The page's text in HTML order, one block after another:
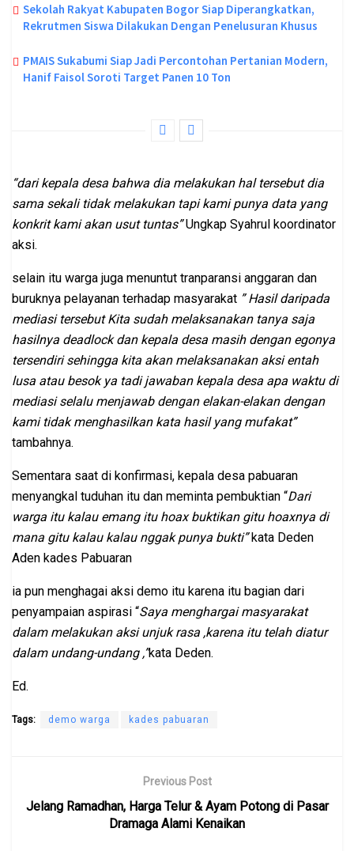
Sekolah Rakyat Kabupaten Bogor Siap Diperangkatkan,
Rekrutmen Siswa Dilakukan Dengan Penelusuran Khusus
PMAIS Sukabumi Siap Jadi Percontohan Pertanian Modern,
Hanif Faisol Soroti Target Panen 10 Ton
“dari kepala desa bahwa dia melakukan hal tersebut dia
sama sekali tidak melakukan tapi kami punya data yang
konkrit kami akan usut tuntas”Ungkap Syahrul koordinator
aksi.
selain itu warga juga menuntut tranparansi anggaran dan
buruknya pelayanan terhadap masyarakat ” Hasil daripada
mediasi tersebut Kita sudah melaksanakan tanya saja
hasilnya deadlock dan kepala desa masih dengan egonya
tersendiri sehingga kita akan melaksanakan aksi entah
lusa atau besok ya tadi jawaban kepala desa apa waktu di
mediasi selalu menjawab dengan elakan-elakan dengan
kami tidak menghasilkan kata hasil yang mufakat”
tambahnya.
Sementara saat di konfirmasi, kepala desa pabuaran
menyangkal tuduhan itu dan meminta pembuktian “Dari
warga itu kalau emang itu hoax buktikan gitu hoaxnya di
mana gitu kalau kalau nggak punya bukti”kata Deden
Aden kades Pabuaran
ia pun menghagai aksi demo itu karena itu bagian dari
penyampaian aspirasi “Saya menghargai masyarakat
dalam melakukan aksi unjuk rasa ,karena itu telah diatur
dalam undang-undang ,”kata Deden.
Ed.
Tags: demo warga kades pabuaran
Previous Post
Jelang Ramadhan, Harga Telur & Ayam Potong di Pasar
Dramaga Alami Kenaikan